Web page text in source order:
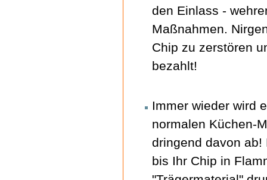
den Einlass -
Maßnahmen.
Chip zu zerstören
bezahlt!
Immer wieder wird
normalen Küchen-
dringend davon ab!
bis Ihr Chip in